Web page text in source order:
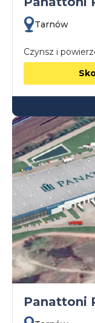
Tarnów
Czynsz i
Panattoni